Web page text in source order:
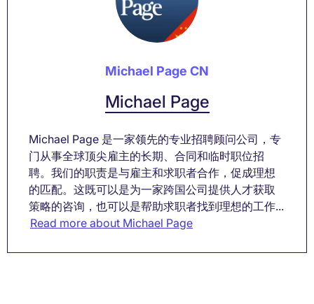
Michael Page CN
Michael Page
Michael Page 是一家领先的专业招聘顾问公司，专
门从事全球顶尖雇主的长期、合同和临时职位招
聘。我们的职责是与雇主和求职者合作，促成理想
的匹配。这既可以是为一家跨国公司提供人才获取
策略的咨询，也可以是帮助求职者找到理想的工作...
Read more about Michael Page